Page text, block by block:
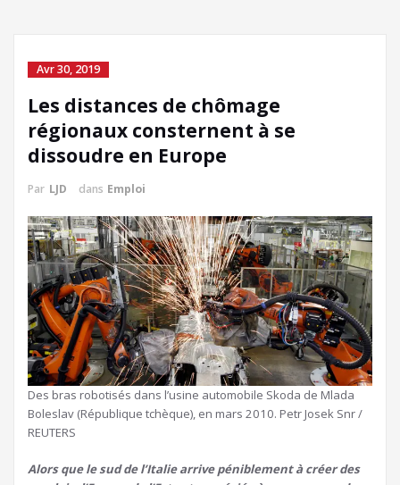
Avr 30, 2019
Les distances de chômage
régionaux consternent à se
dissoudre en Europe
Par LJD dans Emploi
Des bras robotisés dans l’usine automobile Skoda de Mlada
Boleslav (République tchèque), en mars 2010. Petr Josek Snr /
REUTERS
Alors que le sud de l’Italie arrive péniblement à créer des